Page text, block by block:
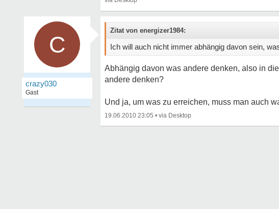
C
crazy030
Gast
Zitat von energizer1984:
Ich will auch nicht immer abhängig davon sein,
Abhängig davon was andere denken, also in
andere denken?
Und ja, um was zu erreichen, muss man auch
19.06.2010 23:05 •